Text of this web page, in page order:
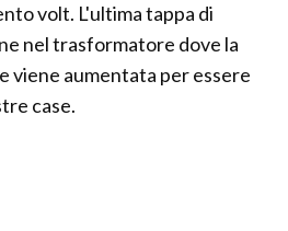
volt. L'ultima tappa di
nel trasformatore dove la
viene aumentata per essere
case.